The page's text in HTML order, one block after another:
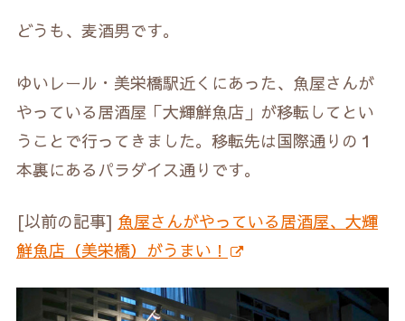
どうも、麦酒男です。
ゆいレール・美栄橋駅近くにあった、魚屋さんが
やっている居酒屋「大輝鮮魚店」が移転してとい
うことで行ってきました。移転先は国際通りの１
本裏にあるパラダイス通りです。
[以前の記事] 魚屋さんがやっている居酒屋、大輝
鮮魚店（美栄橋）がうまい！